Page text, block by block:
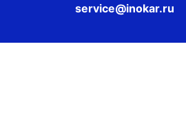
service@inokar.ru